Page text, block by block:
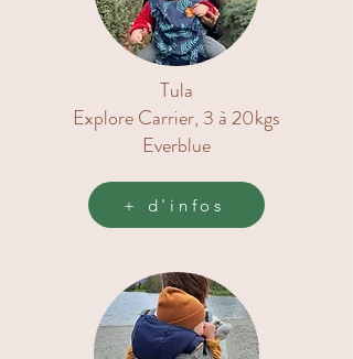
Tula
Explore Carrier, 3 à 20kgs
Everblue
+ d'infos